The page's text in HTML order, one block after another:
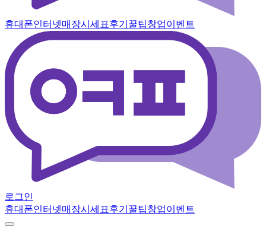
휴대폰인터넷매장시세표후기 꿀팁창업이벤트
로그인
휴대폰인터넷매장시세표후기 꿀팁창업이벤트